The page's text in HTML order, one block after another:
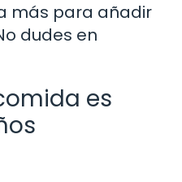
más para añadir
dudes en
es